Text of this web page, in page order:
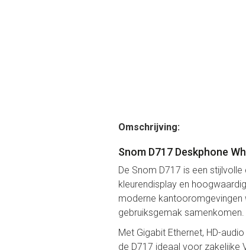
Omschrijving:
Snom D717 Deskphone
De Snom D717 is een
kleurendisplay en
moderne kantooromgevingen
gebruiksgemak samenkomen.
Met Gigabit Ethernet, HD-
de D717 ideaal voor zakelijke